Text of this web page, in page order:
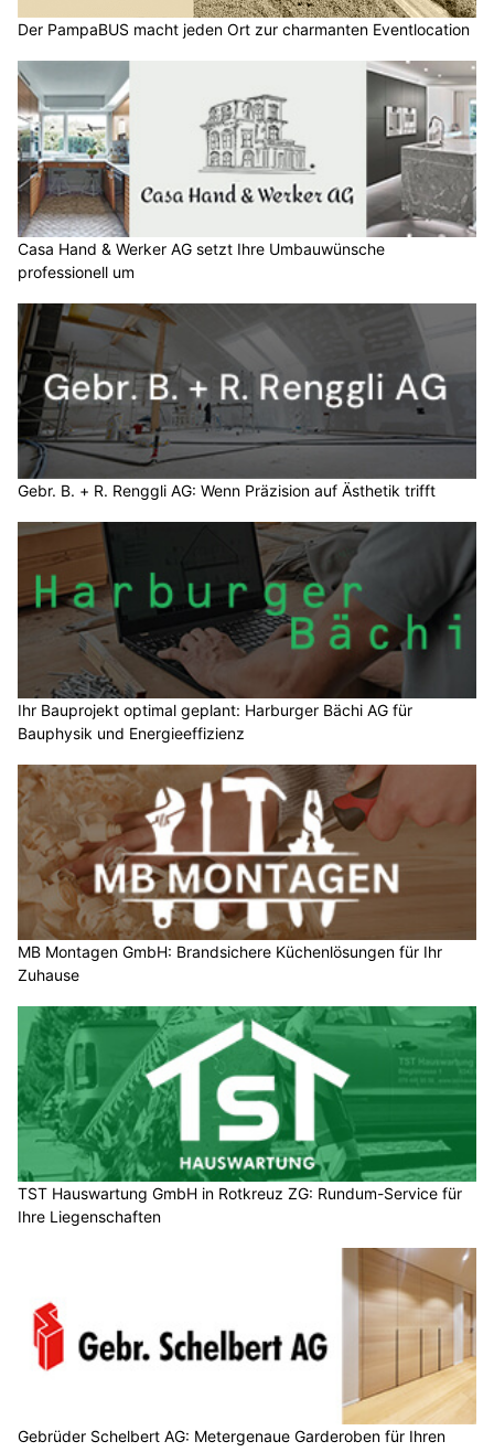
Der PampaBUS macht jeden Ort zur charmanten Eventlocation
Casa Hand & Werker AG setzt Ihre Umbauwünsche
professionell um
Gebr. B. + R. Renggli AG: Wenn Präzision auf Ästhetik trifft
Ihr Bauprojekt optimal geplant: Harburger Bächi AG für
Bauphysik und Energieeffizienz
MB Montagen GmbH: Brandsichere Küchenlösungen für Ihr
Zuhause
TST Hauswartung GmbH in Rotkreuz ZG: Rundum-Service für
Ihre Liegenschaften
Gebrüder Schelbert AG: Metergenaue Garderoben für Ihren